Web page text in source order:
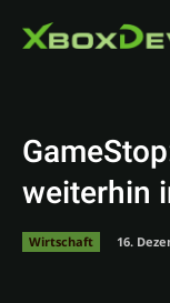
weiterhin
Wirtschaft 16.